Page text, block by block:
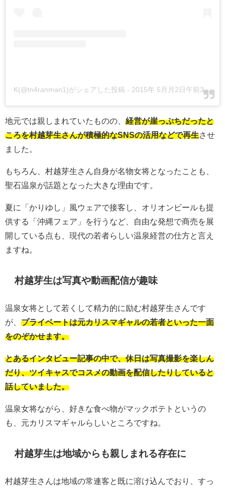
K(@tn4ranman1)がシェアした投稿 - 2015年 5月月2日午前3時15分PDT
地元では親しまれていたものの、 経営が崖っぷちだったと
ころを村越芽生さんが積極的なSNSの活用などで再生させ
ました。
もちろん、村越芽生さん自身が名物女将となったことも、
聖石温泉が話題となった大きな理由です。
夏に「かりゆし」風ウェアで接客し、オリオンビールも提
供する「沖縄フェア」を行うなど、自由な発想で商売を展
開している点も、現代の若者らしい温泉経営の仕方と言え
ますね。
村越芽生は写真や動画配信が趣味
温泉女将として若くして精力的に励む村越芽生さんです
が、 プライベートは元カリスマギャルの若者といった一面
をのぞかせます。
とあるインタビュー記事の中で、休日は写真撮影を楽しん
だり、ツイキャスでコスメの動画を配信したりしていると
話していました。
温泉女将ながら、好きな食べ物がマックポテトというの
も、元カリスマギャルらしいところですね。
村越芽生は地域からも親しまれる存在に
村越芽生さんは地域の常連客と既に溶け込んでおり、すっ